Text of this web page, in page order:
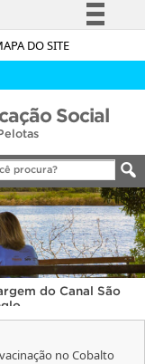
DO SITE
à informação
Canais
Social
do Canal São
no Cobalto